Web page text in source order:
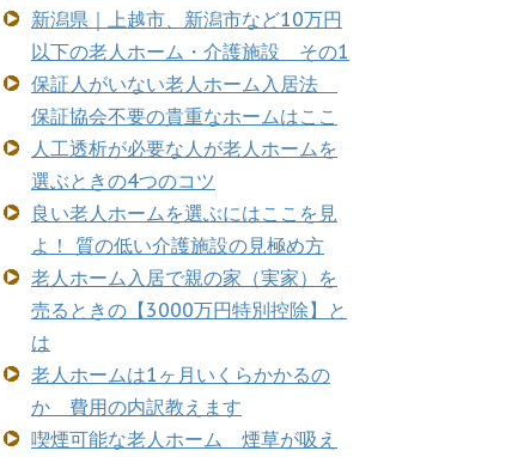
新潟県｜上越市、新潟市など10万円
以下の老人ホーム・介護施設 その1
保証人がいない老人ホーム入居法
保証協会不要の貴重なホームはここ
人工透析が必要な人が老人ホームを
選ぶときの4つのコツ
良い老人ホームを選ぶにはここを見
よ！ 質の低い介護施設の見極め方
老人ホーム入居で親の家（実家）を
売るときの【3000万円特別控除】と
は
老人ホームは1ヶ月いくらかかるの
か 費用の内訳教えます
喫煙可能な老人ホーム 煙草が吸え